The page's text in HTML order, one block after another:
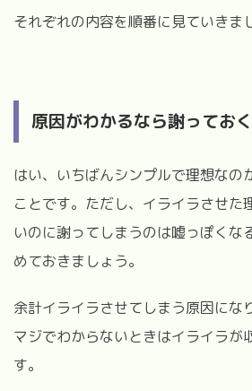
それぞれの内容を順番に見ていきま
原因がわかるなら謝っておく
はい、いちばんシンプルで理想なの
ことです。ただし、イライラさせた
いのに謝ってしまうのは嘘っぽくな
めておきましょう。
余計イライラさせてしまう原因にな
マジでわからないときはイライラが
す。